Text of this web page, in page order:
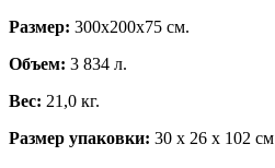
Размер: 300х200х75 см.
Объем: 3 834 л.
Вес: 21,0 кг.
Размер упаковки: 30 х 26 х 102 см